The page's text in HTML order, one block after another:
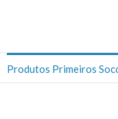
Produtos Primeiros